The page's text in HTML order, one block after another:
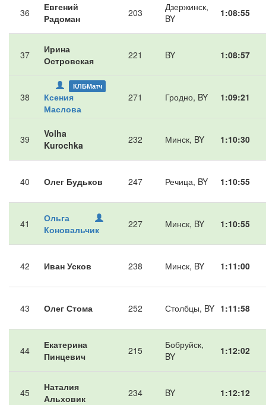
36
Евгений
Радоман
203
Дзержинск,
BY
1:08:55
37
Ирина
Островская
221 BY 1:08:57
38
КЛБМатч
Ксения
Маслова
271 Гродно, BY 1:09:21
39
Volha
Kurochka
232 Минск, BY 1:10:30
40 Олег Будьков 247 Речица, BY 1:10:55
41
Ольга
Коновальчик
227 Минск, BY 1:10:55
42 Иван Усков 238 Минск, BY 1:11:00
43 Олег Стома 252 Столбцы, BY 1:11:58
44
Екатерина
Пинцевич
215
Бобруйск,
BY
1:12:02
45
Наталия
Альховик
234 BY 1:12:12